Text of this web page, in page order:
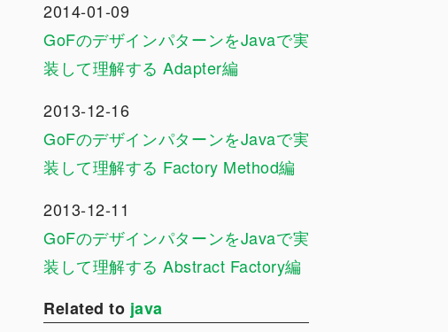
2014-01-09
GoFのデザインパターンをJavaで実
装して理解する Adapter編
2013-12-16
GoFのデザインパターンをJavaで実
装して理解する Factory Method編
2013-12-11
GoFのデザインパターンをJavaで実
装して理解する Abstract Factory編
Related to java